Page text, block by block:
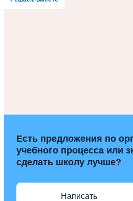
Есть предложения по
учебного процесса или
сделать школу лучше?
Написать